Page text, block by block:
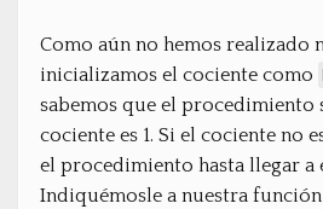
Como aún no hemos realizado
inicializamos el cociente como
sabemos que el procedimiento
cociente es 1. Si el cociente no
el procedimiento hasta llegar a
Indiquémosle a nuestra